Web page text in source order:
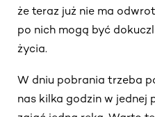
że teraz już nie ma
po nich mogą być
życia.
W dniu pobrania trzeba
nas kilka godzin w jednej